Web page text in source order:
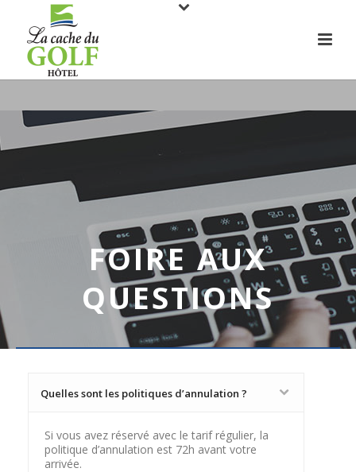
FOIRE AUX
QUESTIONS
Quelles sont les politiques d’annulation ?
Si vous avez réservé avec le tarif régulier, la
politique d’annulation est 72h avant votre
arrivée.